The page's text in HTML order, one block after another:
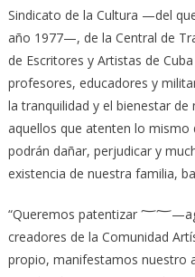
Sindicato de la Cultura —del
año 1977—, de la Central de
de Escritores y Artistas de
profesores, educadores y
la tranquilidad y el bienestar
aquellos que atenten lo
podrán dañar, perjudicar y
existencia de nuestra familia,
“Queremos patentizar ؅؅—agregó— que los más de 300
creadores de la Comunidad
propio, manifestamos nuestro